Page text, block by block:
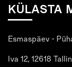
KÜLASTA
Esmaspäev -
Iva 12, 12618